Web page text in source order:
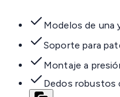
Modelos de una
Soporte para
Montaje a
Dedos robustos